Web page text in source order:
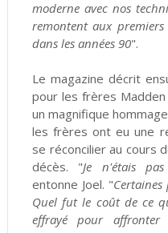
moderne avec nos
remontent aux
dans les années 90".
Le magazine décrit
pour les frères
un magnifique
les frères ont eu une
se réconcilier au cours
décès. "Je n'étais
entonne Joel. "
Quel fut le coût de ce
effrayé pour